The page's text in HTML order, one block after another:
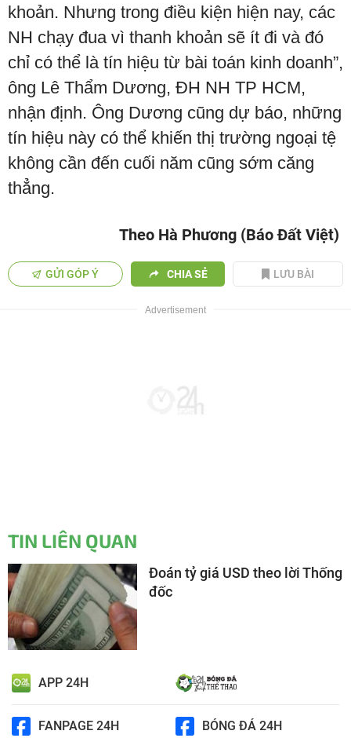
khoản. Nhưng trong điều kiện hiện nay, các
NH chạy đua vì thanh khoản sẽ ít đi và đó
chỉ có thể là tín hiệu từ bài toán kinh doanh”,
ông Lê Thẩm Dương, ĐH NH TP HCM,
nhận định. Ông Dương cũng dự báo, những
tín hiệu này có thể khiến thị trường ngoại tệ
không cần đến cuối năm cũng sớm căng
thẳng.
Theo Hà Phương (Báo Đất Việt)
GỬI GÓP Ý CHIA SẺ LƯU BÀI
TIN LIÊN QUAN
Đoán tỷ giá USD theo lời Thống
đốc
APP 24H
FANPAGE 24H BÓNG ĐÁ 24H